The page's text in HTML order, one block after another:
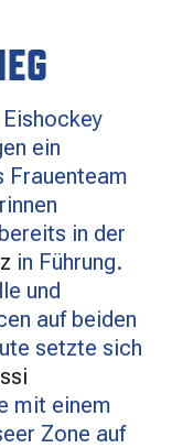
ein
Frauenteam
in der
in Führung.
und
auf beiden
setzte sich
mit einem
Zone auf